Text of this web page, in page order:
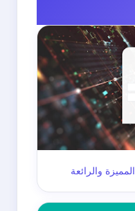
صفحة هوتسبوت 2019 SimLog المميزة والرائعة